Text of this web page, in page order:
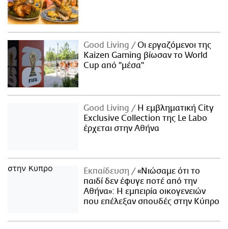
Good Living
Οι εργαζόμενοι της
Kaizen Gaming βίωσαν το World
Cup από "μέσα"
Good Living
Η εμβληματική City
Exclusive Collection της Le Labo
έρχεται στην Αθήνα
Εκπαίδευση
«Νιώσαμε ότι το
παιδί δεν έφυγε ποτέ από την
Αθήνα»: Η εμπειρία οικογενειών
που επέλεξαν σπουδές στην Κύπρο